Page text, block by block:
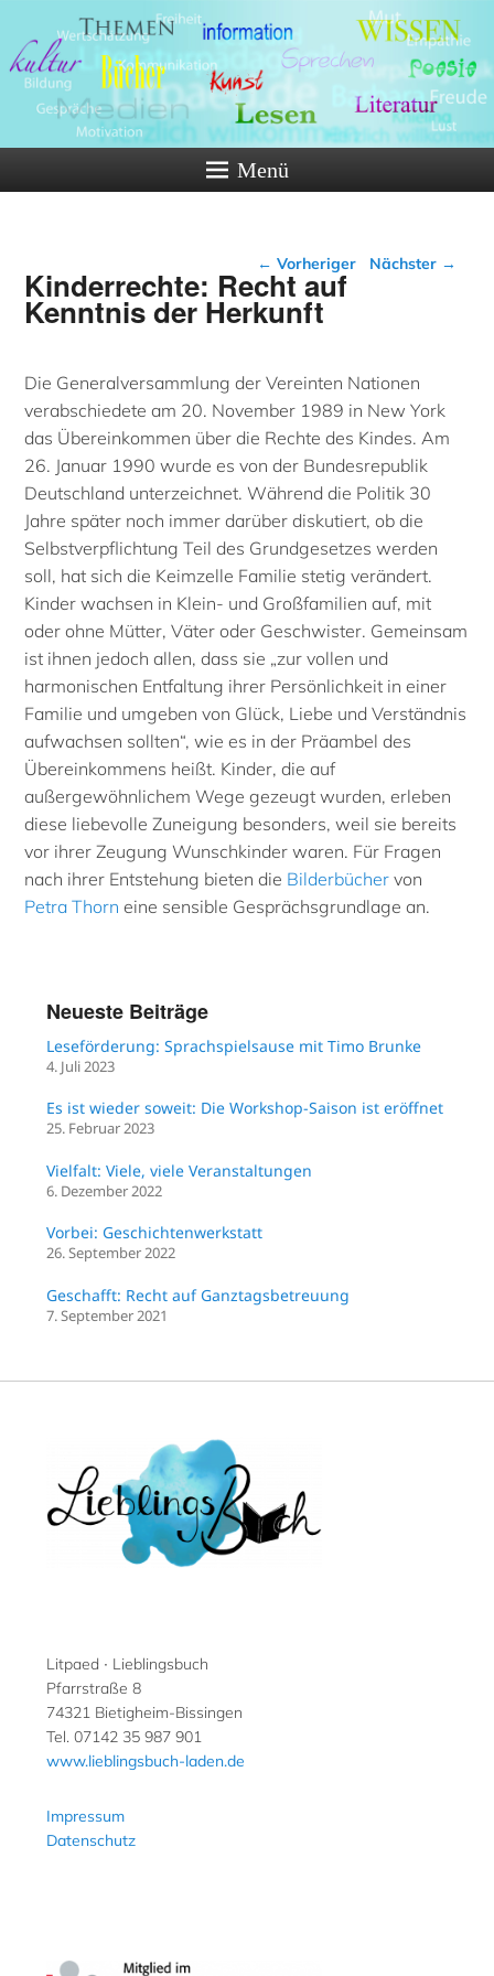
Menü
Beitragsnavigation
← Vorheriger Nächster →
Kinderrechte: Recht auf
Kenntnis der Herkunft
Die Generalversammlung der Vereinten Nationen
verabschiedete am 20. November 1989 in New York
das Übereinkommen über die Rechte des Kindes. Am
26. Januar 1990 wurde es von der Bundesrepublik
Deutschland unterzeichnet. Während die Politik 30
Jahre später noch immer darüber diskutiert, ob die
Selbstverpflichtung Teil des Grundgesetzes werden
soll, hat sich die Keimzelle Familie stetig verändert.
Kinder wachsen in Klein- und Großfamilien auf, mit
oder ohne Mütter, Väter oder Geschwister. Gemeinsam
ist ihnen jedoch allen, dass sie „zur vollen und
harmonischen Entfaltung ihrer Persönlichkeit in einer
Familie und umgeben von Glück, Liebe und Verständnis
aufwachsen sollten“, wie es in der Präambel des
Übereinkommens heißt. Kinder, die auf
außergewöhnlichem Wege gezeugt wurden, erleben
diese liebevolle Zuneigung besonders, weil sie bereits
vor ihrer Zeugung Wunschkinder waren. Für Fragen
nach ihrer Entstehung bieten die Bilderbücher von
Petra Thorn eine sensible Gesprächsgrundlage an.
Neueste Beiträge
Leseförderung: Sprachspielsause mit Timo Brunke
4. Juli 2023
Es ist wieder soweit: Die Workshop-Saison ist eröffnet
25. Februar 2023
Vielfalt: Viele, viele Veranstaltungen
6. Dezember 2022
Vorbei: Geschichtenwerkstatt
26. September 2022
Geschafft: Recht auf Ganztagsbetreuung
7. September 2021
Litpaed ∙ Lieblingsbuch
Pfarrstraße 8
74321 Bietigheim-Bissingen
Tel. 07142 35 987 901
www.lieblingsbuch-laden.de
Impressum
Datenschutz